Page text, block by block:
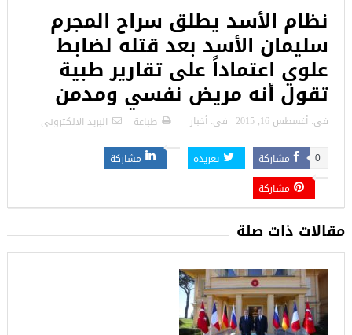
‏نظام الأسد يطلق سراح المجرم
سليمان الأسد بعد قتله لضابط
علوي اعتماداً على تقارير طبية
تقول أنه مريض نفسي ومدمن
فى: أغسطس 16, 2015 فى: أخبار طباعة البريد الالكترونى
مشاركة 0 تغريدة
مشاركة
مشاركة
مقالات ذات صلة